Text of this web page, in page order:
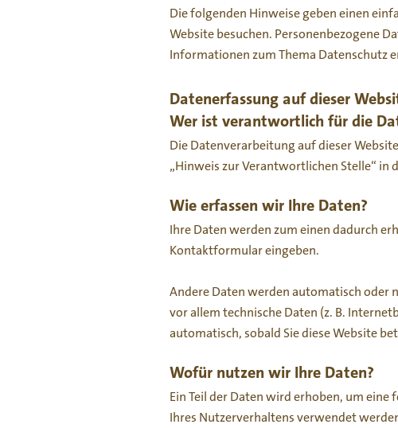
Die folgenden Hinweise geben einen
Website besuchen. Personenbezogene
Informationen zum Thema Datenschutz
Datenerfassung auf dieser
Wer ist verantwortlich für die
Die Datenverarbeitung auf dieser
„Hinweis zur Verantwortlichen Stelle“ in
Wie erfassen wir Ihre Daten?
Ihre Daten werden zum einen dadurch
Kontaktformular eingeben.
Andere Daten werden automatisch oder
vor allem technische Daten (z. B.
automatisch, sobald Sie diese Website
Wofür nutzen wir Ihre Daten?
Ein Teil der Daten wird erhoben, um
Ihres Nutzerverhaltens verwendet